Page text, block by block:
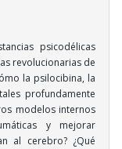
psicodélicas
revolucionarias de
la psilocibina, la
profundamente
modelos internos
y mejorar
al cerebro? ¿Qué